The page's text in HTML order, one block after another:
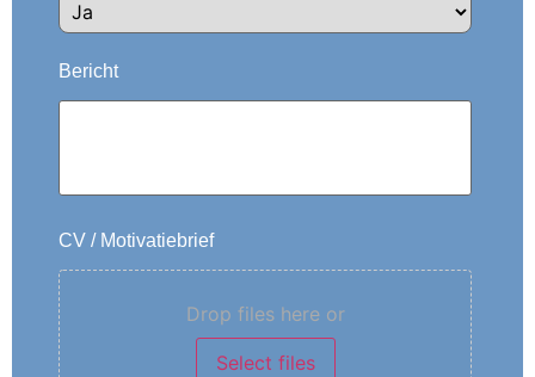
Bericht
CV / Motivatiebrief
Drop files here or
Select files